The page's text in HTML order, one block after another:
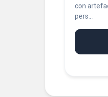
con
pers...